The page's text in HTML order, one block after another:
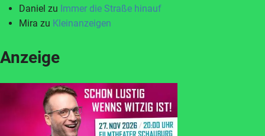
Daniel zu Immer die Straße hinauf
Mira zu Kleinanzeigen
Anzeige